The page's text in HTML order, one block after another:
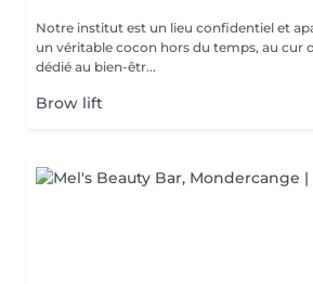
Notre institut est un lieu confidentiel et
un véritable cocon hors du temps, au cur
dédié au bien-êtr...
Brow lift